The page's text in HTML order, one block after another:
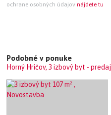
ochrane osobných údajov nájdete tu
Podobné v ponuke
Horný Hričov, 3 izbový byt - predaj